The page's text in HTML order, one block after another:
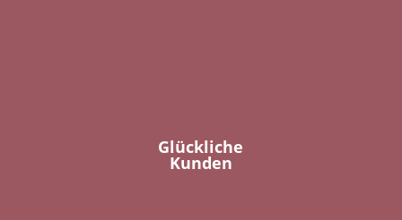
Glückliche
Kunden